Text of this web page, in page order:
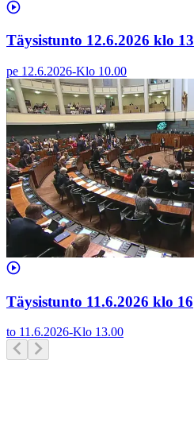
Täysistunto 12.6.2026 klo 13
pe 12.6.2026-Klo 10.00
Täysistunto 11.6.2026 klo 16
to 11.6.2026-Klo 13.00